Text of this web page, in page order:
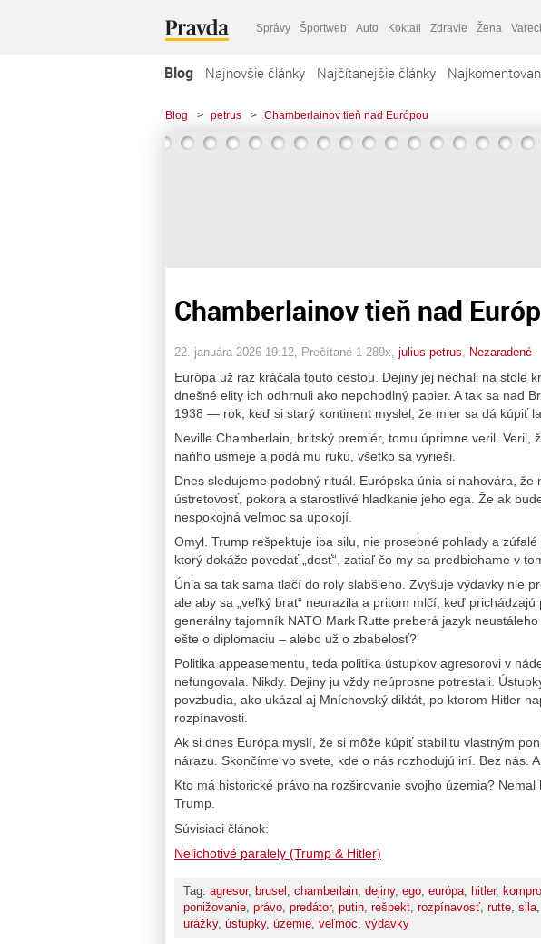
Správy Športweb Auto Koktail Zdravie Žena
Blog Najnovšie články Najčítanejšie články
Blog > petrus > Chamberlainov tieň nad Európou
Chamberlainov tieň nad
22. januára 2026 19:12 , Prečítané 1 289x, julius petrus Nezaradené
Európa už raz kráčala touto cestou. Dejiny jej nechali na stole
dnešné elity ich odhrnuli ako nepohodlný papier. A tak sa nad
1938 — rok, keď si starý kontinent myslel, že mier sa dá kúpiť
Neville Chamberlain, britský premiér, tomu úprimne veril. Veril,
naňho usmeje a podá mu ruku, všetko sa vyrieši.
Dnes sledujeme podobný rituál. Európska únia si nahovára, že
ústretovosť, pokora a starostlivé hladkanie jeho ega. Že ak
nespokojná veľmoc sa upokojí.
Omyl. Trump rešpektuje iba silu, nie prosebné pohľady a zúfalé
ktorý dokáže povedať „dosť“, zatiaľ čo my sa predbiehame v
Únia sa tak sama tlačí do roly slabšieho. Zvyšuje výdavky nie
ale aby sa „veľký brat“ neurazila a pritom mlčí, keď prichádzajú
generálny tajomník NATO Mark Rutte preberá jazyk
ešte o diplomaciu – alebo už o zbabelosť?
Politika appeasementu, teda politika ústupkov agresorovi v
nefungovala. Nikdy. Dejiny ju vždy neúprosne potrestali.
povzbudia, ako ukázal aj Mníchovský diktát, po ktorom Hitler
rozpínavosti.
Ak si dnes Európa myslí, že si môže kúpiť stabilitu vlastným
nárazu. Skončíme vo svete, kde o nás rozhodujú iní. Bez nás.
Kto má historické právo na rozširovanie svojho územia?
Trump.
Súvisiaci článok:
Nelichotivé paralely (Trump & Hitler)
Tag: agresor, brusel chamberlain dejiny, ego európa hitler,
ponižovanie právo predátor, putin rešpekt rozpínavosť rutte sila
urážky, ústupky, územie veľmoc výdavky